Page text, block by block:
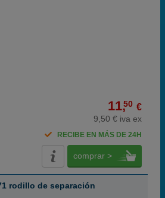
11,50 €
9,50 € iva ex
RECIBE EN MÁS DE 24H
comprar >
rodillo de separación